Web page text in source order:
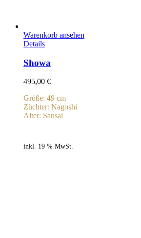
Warenkorb ansehen
Details
Showa
495,00 €
Größe: 49 cm
Züchter: Nagoshi
Alter: Sansai
inkl. 19 % MwSt.